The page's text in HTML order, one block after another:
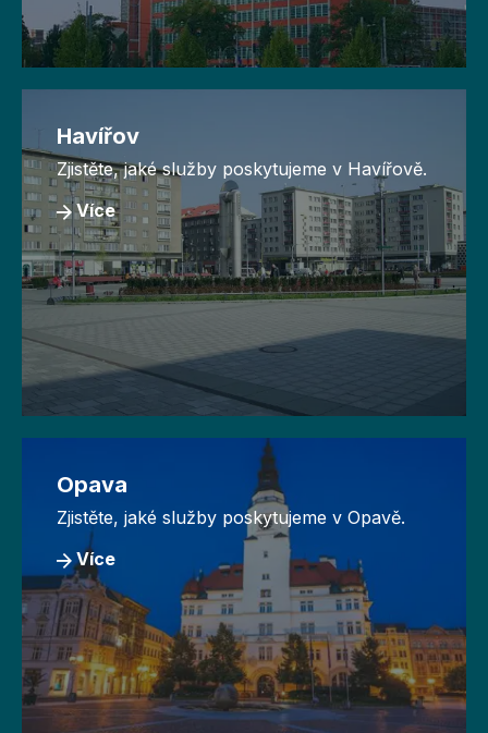
Havířov
Zjistěte, jaké služby poskytujeme v Havířově.
Více
Opava
Zjistěte, jaké služby poskytujeme v Opavě.
Více